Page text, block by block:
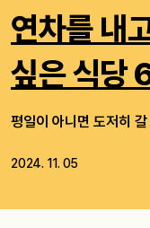
연차를 내
싶은 식당
평일이 아니면 도저히 갈
2024. 11. 05